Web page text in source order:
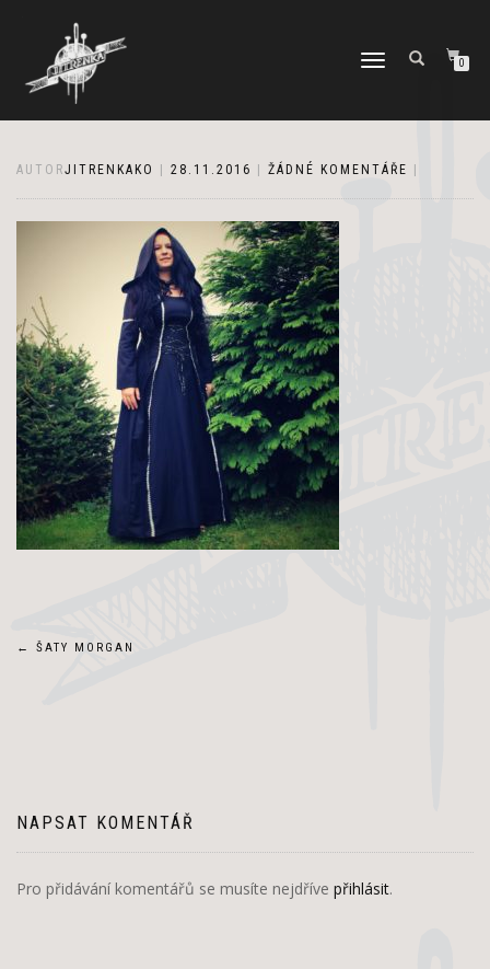
PŘEPNOUT
0
AUTORJITRENKAKO 28.11.2016 ŽÁDNÉ KOMENTÁŘE
Navigace
← ŠATY MORGAN
NAPSAT KOMENTÁŘ
Pro přidávání komentářů se musíte nejdříve přihlásit.